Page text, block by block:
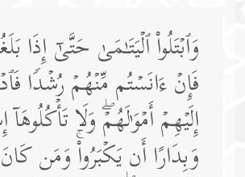
وَٱبۡتَلُوا۟ ٱلۡیَتَـٰمَىٰ حَتَّىٰۤ إِذَا
فَإِنۡ ءَانَسۡتُم مِّنۡهُمۡ رُشۡدࣰا
إِلَیۡهِمۡ أَمۡوَ ٰ⁠لَهُمۡۖ وَلَا تَأۡكُلُوهَاۤ
وَبِدَارًا أَن یَكۡبَرُوا۟ۚ وَمَن